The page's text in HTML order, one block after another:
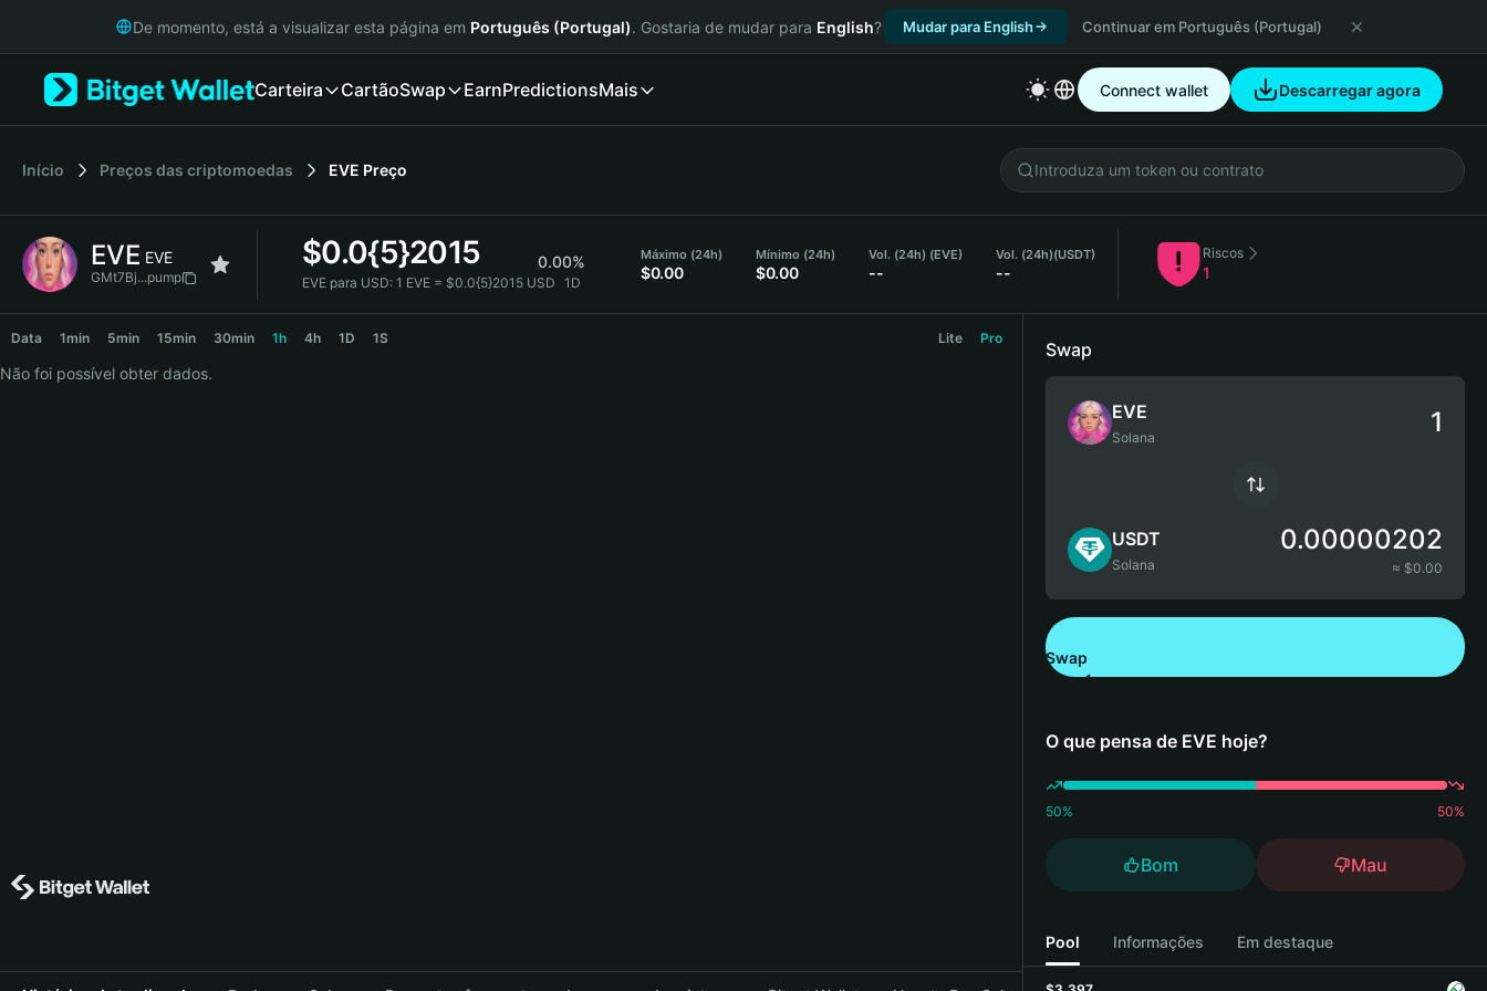
Русский
Italiano
简体中文
繁體中文
Bahasa Indonesia
हिन्दी
De momento, está a visualizar esta página em Português (Portugal). Gostaria de mudar para English? Mudar para English Continuar em Português (Portugal)
Carteira CartãoSwap EarnPredictionsMais Connect wallet Descarregar agora
Início Preços das criptomoedas EVE Preço
EVE EVE
GMt7Bj...pump
$0.0{5}2015 0.00%
EVE para USD: 1 EVE = $0.0{5}2015 USD 1D
Máximo (24h)
$0.00
Mínimo (24h)
$0.00
Vol. (24h) (EVE)
--
Vol. (24h)(USDT)
--
Riscos
1
Data 1min 5min 15min 30min 1h 4h 1D 1S Lite Pro
Não foi possível obter dados.
Swap
EVE
Solana
USDT
Solana
0.00000202
≈ $0.00
Swap
O que pensa de EVE hoje?
50% 50%
Bom Mau
Pool Informações Em destaque